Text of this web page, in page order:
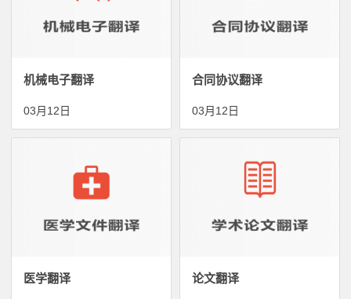
机械电子翻译
03月12日
合同协议翻译
03月12日
医学翻译 论文翻译